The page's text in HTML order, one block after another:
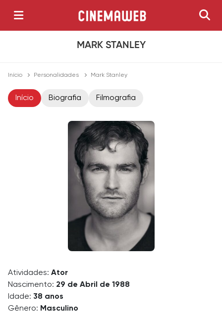
MARK STANLEY
Início Personalidades Mark Stanley
Início Biografia Filmografia
Atividades: Ator
Nascimento: 29 de Abril de 1988
Idade: 38 anos
Gênero: Masculino